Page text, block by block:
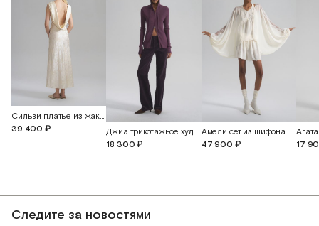
Сильви платье из жаккардового шелка с открытой спиной
39 400 ₽
Джиа трикотажное худи с двусторонней молнией
18 300 ₽
Амели сет из шифона и английского кружева
47 900 ₽
17
Следите за новостями